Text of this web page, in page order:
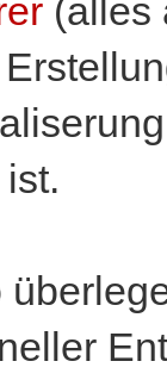
(alles